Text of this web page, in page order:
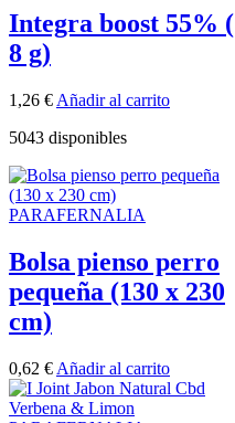
Integra boost 55% (
8 g)
1,26 € Añadir al carrito
5043 disponibles
PARAFERNALIA
Bolsa pienso perro
pequeña (130 x 230
cm)
0,62 € Añadir al carrito